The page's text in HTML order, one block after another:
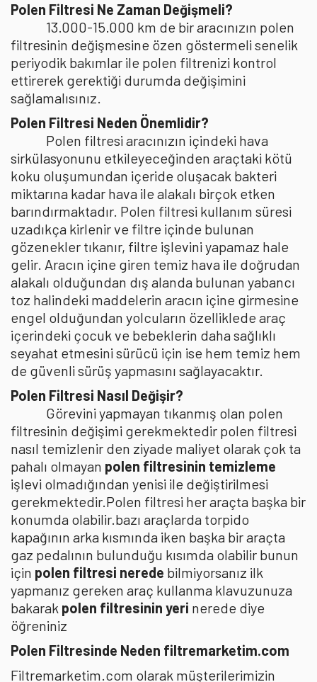
Polen Filtresi Ne Zaman Değişmeli?
13.000-15.000 km de bir aracınızın polen
filtresinin değişmesine özen göstermeli senelik
periyodik bakımlar ile polen filtrenizi kontrol
ettirerek gerektiği durumda değişimini
sağlamalısınız.
Polen Filtresi Neden Önemlidir?
Polen filtresi aracınızın içindeki hava
sirkülasyonunu etkileyeceğinden araçtaki kötü
koku oluşumundan içeride oluşacak bakteri
miktarına kadar hava ile alakalı birçok etken
barındırmaktadır. Polen filtresi kullanım süresi
uzadıkça kirlenir ve filtre içinde bulunan
gözenekler tıkanır, filtre işlevini yapamaz hale
gelir. Aracın içine giren temiz hava ile doğrudan
alakalı olduğundan dış alanda bulunan yabancı
toz halindeki maddelerin aracın içine girmesine
engel olduğundan yolcuların özelliklede araç
içerindeki çocuk ve bebeklerin daha sağlıklı
seyahat etmesini sürücü için ise hem temiz hem
de güvenli sürüş yapmasını sağlayacaktır.
Polen Filtresi Nasıl Değişir?
Görevini yapmayan tıkanmış olan polen
filtresinin değişimi gerekmektedir polen filtresi
nasıl temizlenir den ziyade maliyet olarak çok ta
pahalı olmayan polen filtresinin temizleme
işlevi olmadığından yenisi ile değiştirilmesi
gerekmektedir.Polen filtresi her araçta başka bir
konumda olabilir.bazı araçlarda torpido
kapağının arka kısmında iken başka bir araçta
gaz pedalının bulunduğu kısımda olabilir bunun
için polen filtresi nerede bilmiyorsanız ilk
yapmanız gereken araç kullanma klavuzunuza
bakarak polen filtresinin yeri nerede diye
öğreniniz
Polen Filtresinde Neden filtremarketim.com
Filtremarketim.com olarak müşterilerimizin